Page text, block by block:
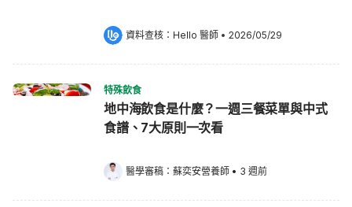
資料查核： Hello 醫師 • 2026/05/29
特殊飲食
地中海飲食是什麼？一週三餐菜單與中式
食譜、7大原則一次看
醫學審稿： 蘇奕安營養師 • 3 週前